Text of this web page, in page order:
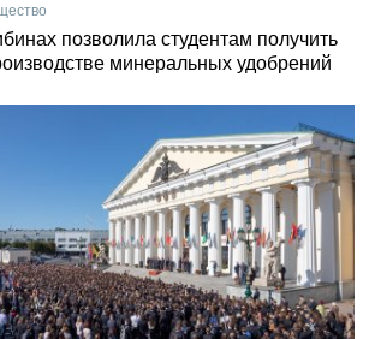
позволила студентам получить
минеральных удобрений